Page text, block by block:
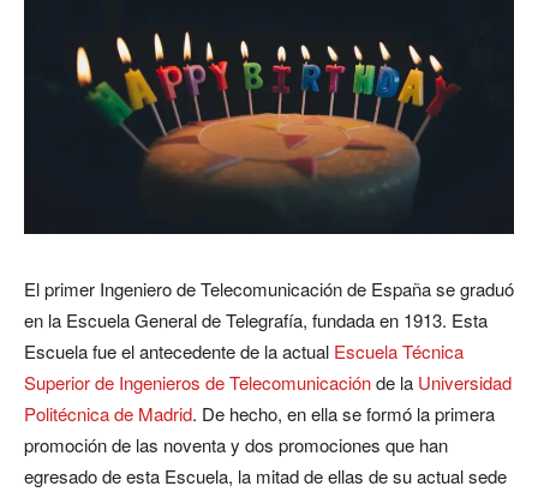
El primer Ingeniero de Telecomunicación de España se graduó
en la Escuela General de Telegrafía, fundada en 1913. Esta
Escuela fue el antecedente de la actual Escuela Técnica
Superior de Ingenieros de Telecomunicaciónde la Universidad
Politécnica de Madrid. De hecho, en ella se formó la primera
promoción de las noventa y dos promociones que han
egresado de esta Escuela, la mitad de ellas de su actual sede